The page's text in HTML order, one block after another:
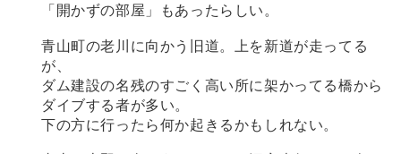
「開かずの部屋」もあったらしい。
青山町の老川に向かう旧道。上を新道が走ってる
が、
ダム建設の名残のすごく高い所に架かってる橋から
ダイブする者が多い。
下の方に行ったら何か起きるかもしれない。